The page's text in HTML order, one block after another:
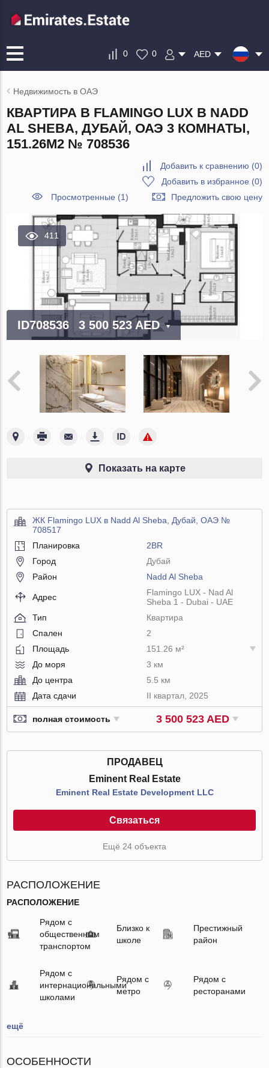
0 0 AED
Недвижимость в ОАЭ
КВАРТИРА В FLAMINGO LUX В NADD
AL SHEBA, ДУБАЙ, ОАЭ 3 КОМНАТЫ,
151.26М2 № 708536
Добавить к сравнению (0)
Добавить в избранное (0)
Просмотренные (1)
Предложить свою цену
411
ID708536 3 500 523 AED
Показать на карте
ЖК Flamingo LUX в Nadd Al Sheba, Дубай, ОАЭ №
708517
Планировка
2BR
Город
Дубай
Район
Nadd Al Sheba
Адрес
Flamingo LUX - Nad Al
Sheba 1 - Dubai - UAE
Тип
Квартира
Спален
2
Площадь
151.26 м²
До моря
3 км
До центра
5.5 км
Дата сдачи
II квартал, 2025
полная стоимость 3 500 523 AED
ПРОДАВЕЦ
Eminent Real Estate
Eminent Real Estate Development LLC
Связаться
Ещё 24 объекта
РАСПОЛОЖЕНИЕ
РАСПОЛОЖЕНИЕ
Рядом с
общественным
транспортом
Близко к
школе
Престижный
район
Рядом с
интернациональными
школами
Рядом с
метро
Рядом с
ресторанами
ещё
ОСОБЕННОСТИ